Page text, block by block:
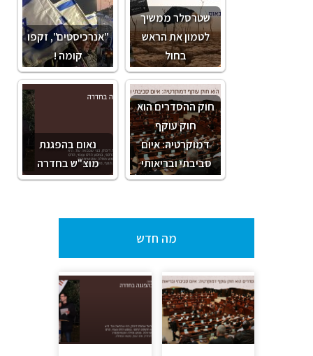
"אנרכיסטים", זקפו
קומה !
שטרסלר ממשיך
לטמון את הראש
בחול
נאום בהפגנת
מוצ"ש בחדרה
חוק ההסדרים הוא
חוק עוקף
דמוקרטיה: איום
סביבתי ובריאותי
מה חדש